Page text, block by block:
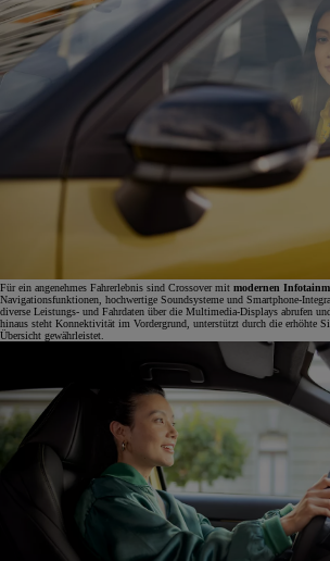
Für ein angenehmes Fahrerlebnis sind Crossover mit modernen
Navigationsfunktionen, hochwertige Soundsysteme und Smartphone-
diverse Leistungs- und Fahrdaten über die Multimedia-Displays abrufen
hinaus steht Konnektivität im Vordergrund, unterstützt durch die erhöhte
Übersicht gewährleistet.